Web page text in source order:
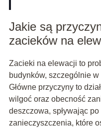
Jakie są
zacieków na
Zacieki na elewacji to
budynków, szczególnie
Główne przyczyny to
wilgoć oraz obecność
deszczowa, spływając
zanieczyszczenia, które